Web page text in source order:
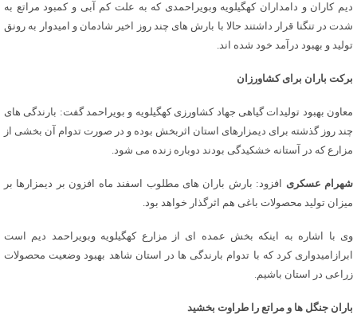
دیم کاران و دامداران کهگیلویه وبویراحمدی که به علت کم آبی و کمبود مراتع به
شدت در تنگنا قرار داشتند حالا با بارش های چند روز اخیر شادمان و امیدوار به رونق
تولید و بهبود درآمد خود شده اند.
برکت باران برای کشاورزان
معاون بهبود تولیدات گیاهی جهاد کشاورزی کهگیلویه و بویراحمد گفت: بارندگی های
چند روز گذشته برای دیمزارهای استان اثربخش بوده و در صورت تدوام آن بخشی از
مزارع که در آستانه خشکیدگی بودند دوباره زنده می شود.
شهرام عسکری
افزود: بارش باران های مطلوب اسفند ماه افزون بر دیمزارها بر
میزان تولید محصولات باغی هم اثرگذار خواهد بود.
وی با اشاره به اینکه بخش عمده ای از مزارع کهگیلویه وبویراحمد دیم است
ابرازامیدواری کرد که با تدوام بارندگی ها در استان شاهد بهبود وضعیت محصولات
زراعی در استان باشیم.
باران جنگل ها و مراتع را طراوت بخشید